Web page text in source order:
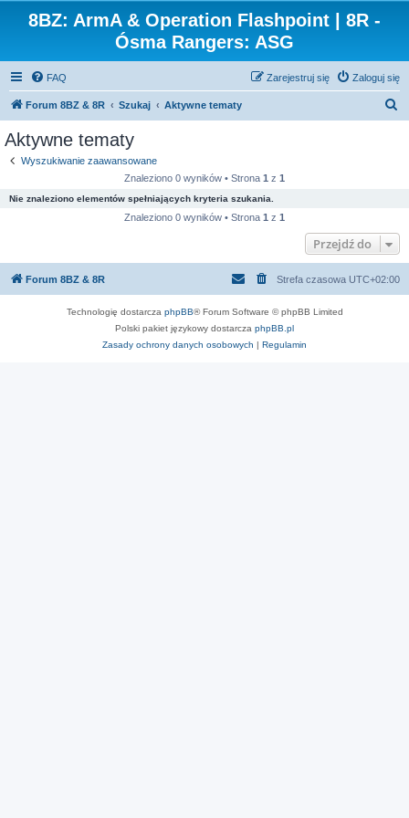
8BZ: ArmA & Operation Flashpoint | 8R -
Ósma Rangers: ASG
FAQ Zaloguj się
Zarejestruj się
Forum 8BZ & 8R Szukaj Aktywne tematy
Aktywne tematy
Wyszukiwanie zaawansowane
Znaleziono 0 wyników • Strona 1 z 1
Nie znaleziono elementów spełniających kryteria szukania.
Znaleziono 0 wyników • Strona 1 z 1
Przejdź do
Forum 8BZ & 8R Strefa czasowa UTC+02:00
Technologię dostarcza phpBB® Forum Software © phpBB Limited
Polski pakiet językowy dostarcza phpBB.pl
Zasady ochrony danych osobowych | Regulamin